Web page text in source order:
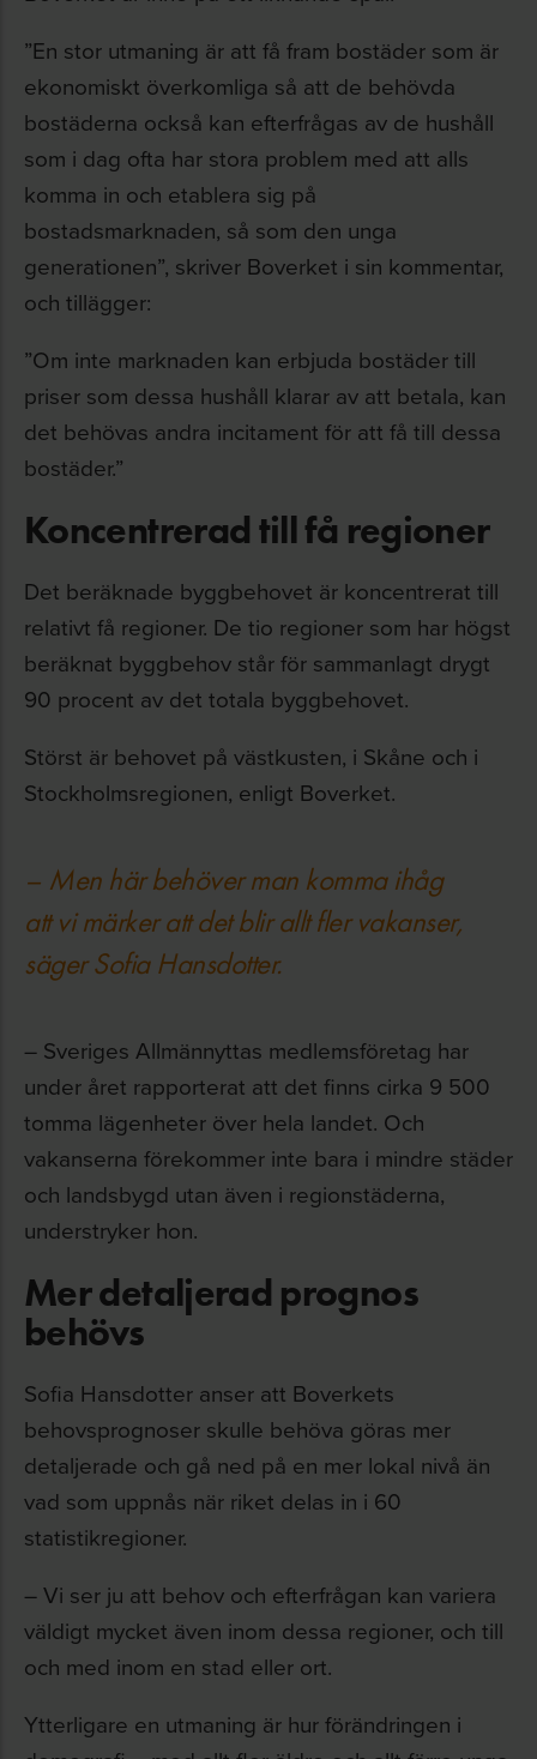
”En stor utmaning är att få fram bostäder som är
ekonomiskt överkomliga så att de behövda
bostäderna också kan efterfrågas av de hushåll
som i dag ofta har stora problem med att alls
komma in och etablera sig på
bostadsmarknaden, så som den unga
generationen”, skriver Boverket i sin kommentar,
och tillägger:
”Om inte marknaden kan erbjuda bostäder till
priser som dessa hushåll klarar av att betala, kan
det behövas andra incitament för att få till dessa
bostäder.”
Koncentrerad till få regioner
Det beräknade byggbehovet är koncentrerat till
relativt få regioner. De tio regioner som har högst
beräknat byggbehov står för sammanlagt drygt
90 procent av det totala byggbehovet.
Störst är behovet på västkusten, i Skåne och i
Stockholmsregionen, enligt Boverket.
– Men här behöver man komma ihåg
att vi märker att det blir allt fler vakanser,
säger Sofia Hansdotter.
– Sveriges Allmännyttas medlemsföretag har
under året rapporterat att det finns cirka 9 500
tomma lägenheter över hela landet. Och
vakanserna förekommer inte bara i mindre städer
och landsbygd utan även i regionstäderna,
understryker hon.
Mer detaljerad prognos
behövs
Sofia Hansdotter anser att Boverkets
behovsprognoser skulle behöva göras mer
detaljerade och gå ned på en mer lokal nivå än
vad som uppnås när riket delas in i 60
statistikregioner.
– Vi ser ju att behov och efterfrågan kan variera
väldigt mycket även inom dessa regioner, och till
och med inom en stad eller ort.
Ytterligare en utmaning är hur förändringen i